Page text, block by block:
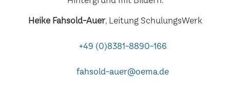
Heike Fahsold-Auer, Leitung SchulungsWerk
+49 (0)8381-8890-166
fahsold-auer@oema.de